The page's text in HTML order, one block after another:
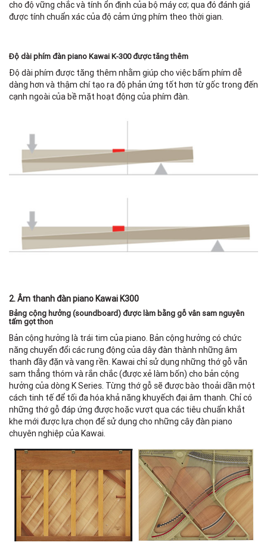
cho độ vững chắc và tính ổn định của bộ máy cơ; qua đó đánh giá
được tính chuẩn xác của độ cảm ứng phím theo thời gian.
Độ dài phím đàn piano Kawai K-300 được tăng thêm
Độ dài phím được tăng thêm nhằm giúp cho việc bấm phím dễ
dàng hơn và thậm chí tạo ra độ phản ứng tốt hơn từ gốc trong đến
cạnh ngoài của bề mặt hoạt động của phím đàn.
2. Âm thanh đàn piano Kawai K300
Bảng cộng hưởng (soundboard) được làm bằng gỗ vân sam nguyên
tấm gọt thon
Bản cộng hưởng là trái tim của piano. Bản cộng hưởng có chức
năng chuyển đổi các rung động của dây đàn thành những âm
thanh đầy đặn và vang rền. Kawai chỉ sử dụng những thớ gỗ vẫn
sam thẳng thóm và rắn chắc (được xẻ làm bốn) cho bản cộng
hưởng của dòng K Series. Từng thớ gỗ sẽ được bào thoải dần một
cách tinh tế để tối đa hóa khả năng khuyếch đại âm thanh. Chỉ có
những thớ gỗ đáp ứng được hoặc vượt qua các tiêu chuẩn khắt
khe mới được lựa chọn để sử dụng cho những cây đàn piano
chuyên nghiệp của Kawai.